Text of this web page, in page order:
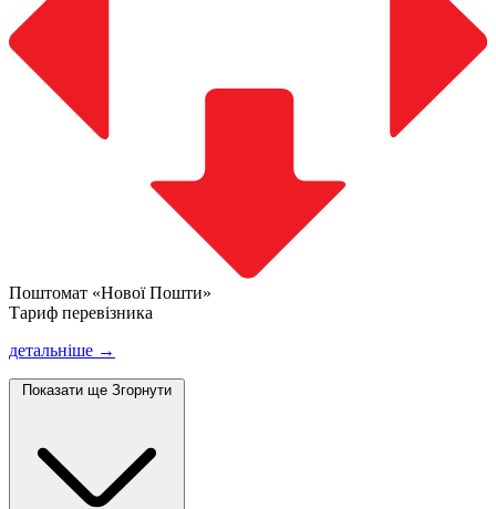
Поштомат «Нової Пошти»
Тариф перевізника
детальніше →
Показати ще Згорнути